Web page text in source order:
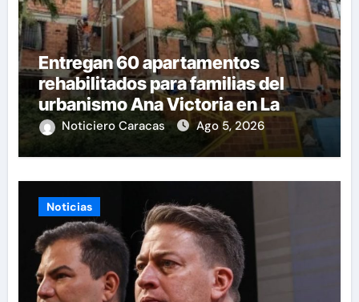
Entregan 60 apartamentos
rehabilitados para familias del
urbanismo Ana Victoria en La
Guaira
Noticiero Caracas Ago 5, 2026
Noticias